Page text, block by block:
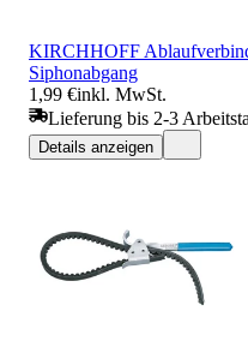
KIRCHHOFF
Siphonabgang
1,99 €inkl. MwSt.
Lieferung bis 2-3
Details anzeigen